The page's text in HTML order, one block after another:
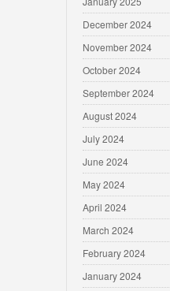
December 2024
November 2024
October 2024
September 2024
August 2024
July 2024
June 2024
May 2024
April 2024
March 2024
February 2024
January 2024